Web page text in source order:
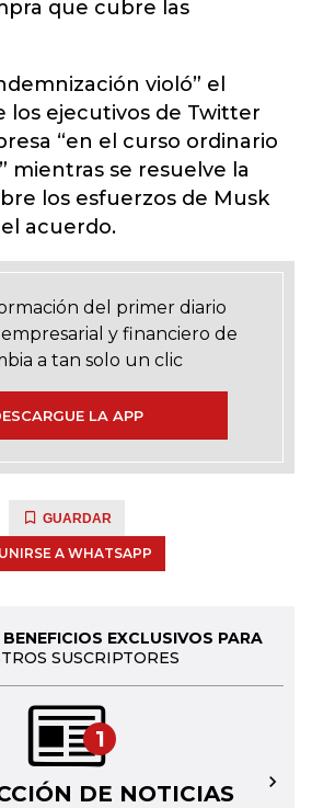
que cubre las
violó” el
los ejecutivos de Twitter
“en el curso ordinario
mientras se resuelve la
los esfuerzos de Musk
acuerdo.
del primer diario
y financiero de
a tan solo un clic
LA APP
GUARDAR
UNIRSE A WHATSAPP
EXCLUSIVOS PARA
SUSCRIPTORES
1
DE NOTICIAS →